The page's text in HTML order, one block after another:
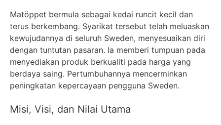
Matöppet bermula sebagai kedai runcit kecil dan
terus berkembang. Syarikat tersebut telah meluaskan
kewujudannya di seluruh Sweden, menyesuaikan diri
dengan tuntutan pasaran. Ia memberi tumpuan pada
menyediakan produk berkualiti pada harga yang
berdaya saing. Pertumbuhannya mencerminkan
peningkatan kepercayaan pengguna Sweden.
Misi, Visi, dan Nilai Utama